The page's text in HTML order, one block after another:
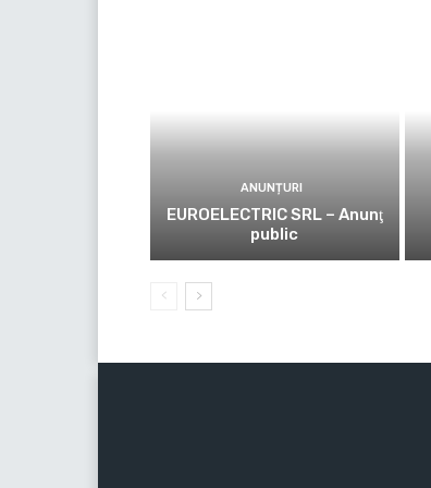
ANUNȚURI
EUROELECTRIC SRL – Anunţ
public